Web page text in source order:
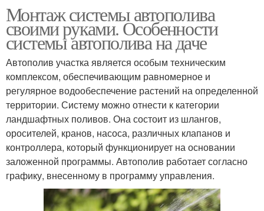
Монтаж системы автополива
своими руками. Особенности
системы автополива на даче
Автополив участка является особым техническим
комплексом, обеспечивающим равномерное и
регулярное водообеспечение растений на определенной
территории. Систему можно отнести к категории
ландшафтных поливов. Она состоит из шлангов,
оросителей, кранов, насоса, различных клапанов и
контроллера, который функционирует на основании
заложенной программы. Автополив работает согласно
графику, внесенному в программу управления.